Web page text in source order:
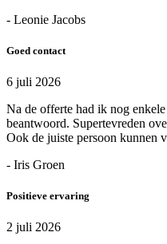
- Leonie Jacobs
Goed contact
6 juli 2026
Na de offerte had ik nog
beantwoord. Supertevreden
Ook de juiste persoon kunnen
- Iris Groen
Positieve ervaring
2 juli 2026